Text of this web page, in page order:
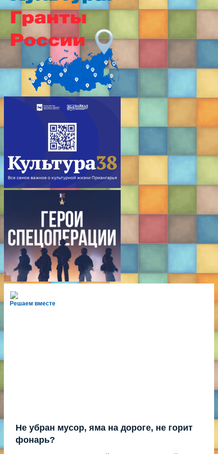
Решаем вместе
Не убран мусор, яма на дороге, не горит
фонарь?